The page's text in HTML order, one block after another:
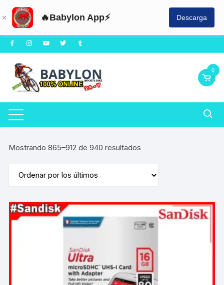
🔥Babylon App⚡ Descarga
Saltar
al
contenido
0
Mostrando 865–912 de 940 resultados